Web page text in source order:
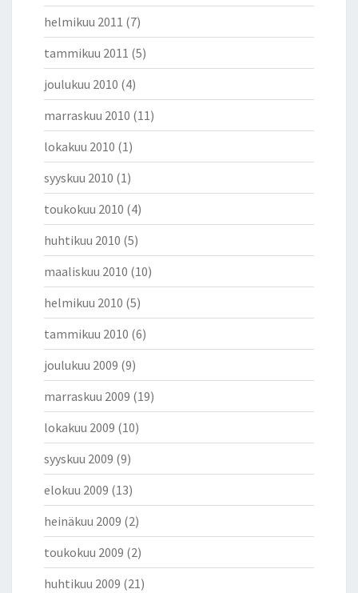
helmikuu 2011 (7)
tammikuu 2011 (5)
joulukuu 2010 (4)
marraskuu 2010 (11)
lokakuu 2010 (1)
syyskuu 2010 (1)
toukokuu 2010 (4)
huhtikuu 2010 (5)
maaliskuu 2010 (10)
helmikuu 2010 (5)
tammikuu 2010 (6)
joulukuu 2009 (9)
marraskuu 2009 (19)
lokakuu 2009 (10)
syyskuu 2009 (9)
elokuu 2009 (13)
heinäkuu 2009 (2)
toukokuu 2009 (2)
huhtikuu 2009 (21)